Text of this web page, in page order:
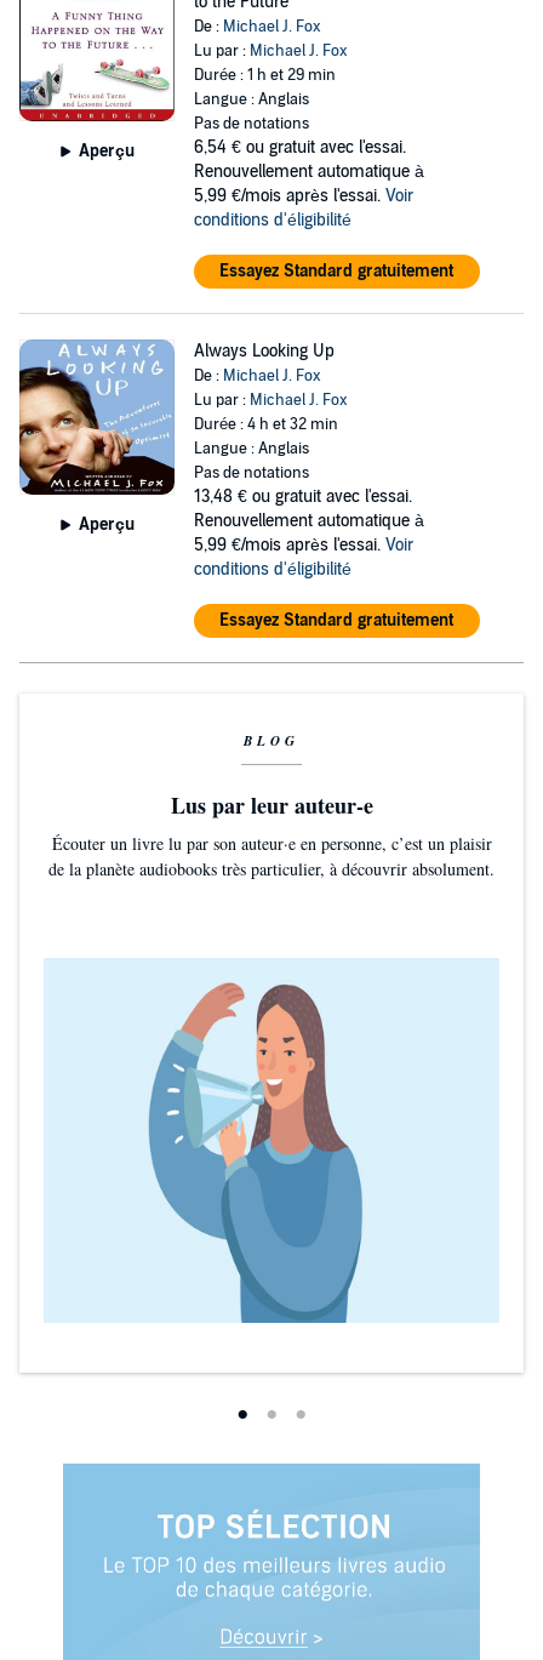
Aperçu
De : Michael J. Fox
Lu par : Michael J. Fox
Durée : 1 h et 29 min
Langue : Anglais
Pas de notations
6,54 € ou gratuit avec l'essai.
Renouvellement automatique à
5,99 €/mois après l'essai. Voir
conditions d'éligibilité
Essayez Standard gratuitement
Aperçu
Always Looking Up
De : Michael J. Fox
Lu par : Michael J. Fox
Durée : 4 h et 32 min
Langue : Anglais
Pas de notations
13,48 € ou gratuit avec l'essai.
Renouvellement automatique à
5,99 €/mois après l'essai. Voir
conditions d'éligibilité
Essayez Standard gratuitement
BLOG
Lus par leur auteur-e
Écouter un livre lu par son auteur·e en personne, c’est un plaisir
de la planète audiobooks très particulier, à découvrir absolument.